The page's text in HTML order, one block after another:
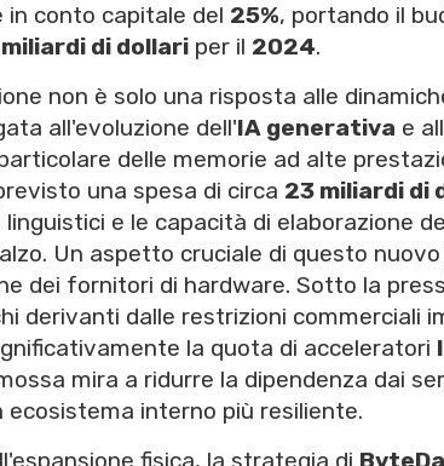
in conto capitale del 25%, portando il
di dollari per il 2024.
non è solo una risposta alle
all'evoluzione dell'IA generativa e
delle memorie ad alte
una spesa di circa 23 miliardi di
linguistici e le capacità di elaborazione
Un aspetto cruciale di questo
dei fornitori di hardware. Sotto la
derivanti dalle restrizioni commerciali
la quota di acceleratori
mira a ridurre la dipendenza dai
ecosistema interno più resiliente.